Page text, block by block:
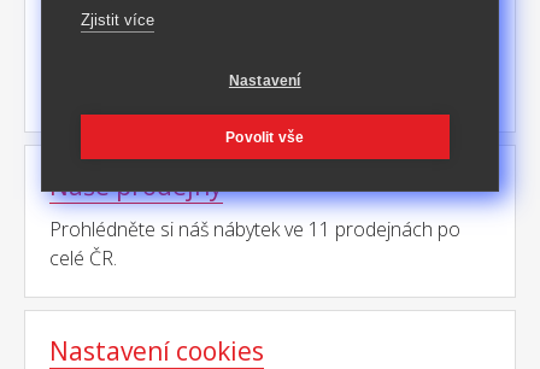
Poradna
Naše prodejny
Prohlédněte si náš nábytek ve 11 prodejnách po
celé ČR.
Nastavení cookies
Zjistit více
Nastavení
Povolit vše